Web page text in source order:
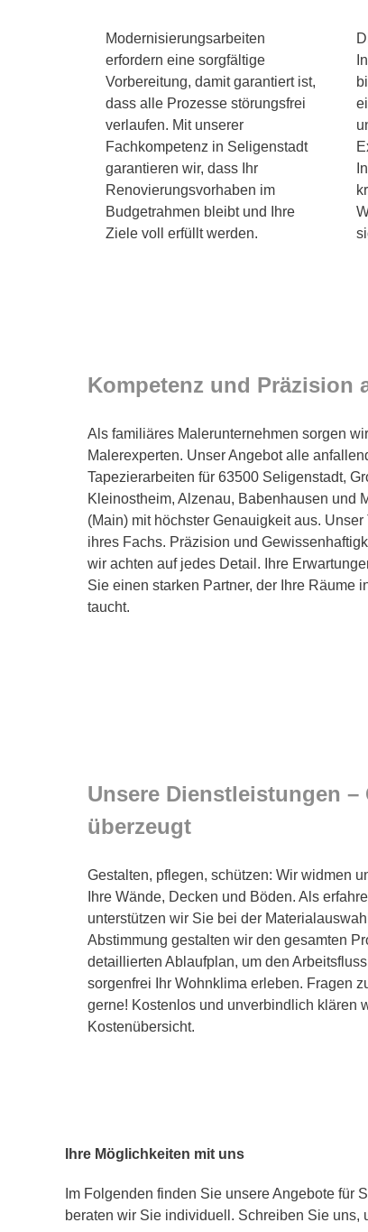
Modernisierungsarbeiten
erfordern eine sorgfältige
Vorbereitung, damit garantiert ist,
dass alle Prozesse störungsfrei
verlaufen. Mit unserer
Fachkompetenz in Seligenstadt
garantieren wir, dass Ihr
Renovierungsvorhaben im
Budgetrahmen bleibt und Ihre
Ziele voll erfüllt werden.
Kompetenz und Präzision
Als familiäres Malerunternehmen sorgen
Malerexperten. Unser Angebot alle
Tapezierarbeiten für 63500 Seligenstadt,
Kleinostheim, Alzenau, Babenhausen und
(Main) mit höchster Genauigkeit aus.
ihres Fachs. Präzision und
wir achten auf jedes Detail. Ihre
Sie einen starken Partner, der Ihre Räume
taucht.
Unsere Dienstleistungen –
überzeugt
Gestalten, pflegen, schützen: Wir widmen
Ihre Wände, Decken und Böden. Als
unterstützen wir Sie bei der
Abstimmung gestalten wir den gesamten
detaillierten Ablaufplan, um den
sorgenfrei Ihr Wohnklima erleben. Fragen
gerne! Kostenlos und unverbindlich klären
Kostenübersicht.
Ihre Möglichkeiten mit uns
Im Folgenden finden Sie unsere Angebote für
beraten wir Sie individuell. Schreiben Sie uns,